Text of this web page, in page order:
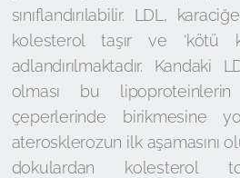
sınıflandırılabilir. LDL,
kolesterol taşır ve ‘kötü
adlandırılmaktadır. Kandaki
olması bu lipoproteinlerin
çeperlerinde birikmesine
aterosklerozun ilk aşamasını
dokulardan kolesterol